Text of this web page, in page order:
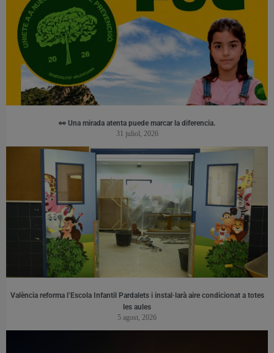
👀 Una mirada atenta puede marcar la diferencia.
31 juliol, 2026
València reforma l’Escola Infantil Pardalets i instal·larà aire condicionat a totes
les aules
5 agost, 2026